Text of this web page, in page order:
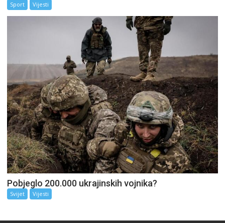
Sport Vijesti
Pobjeglo 200.000 ukrajinskih vojnika?
Svijet Vijesti